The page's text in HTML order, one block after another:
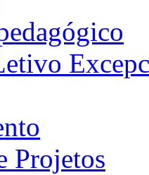
Projetos